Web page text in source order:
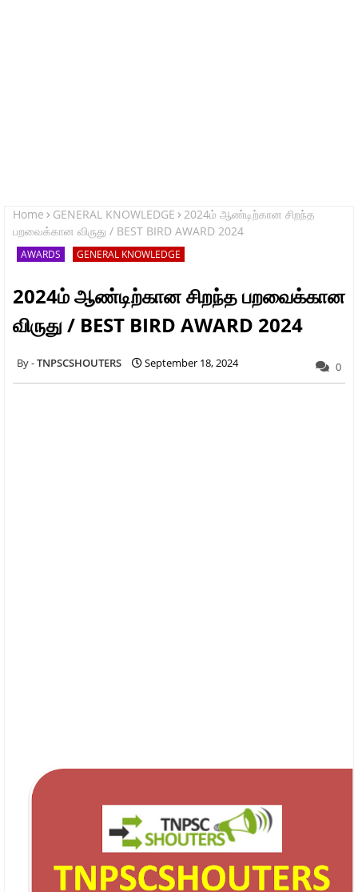
Home GENERAL KNOWLEDGE
2024ம் ஆண்டிற்கான சிறந்த
பறவைக்கான விருது / BEST BIRD AWARD 2024
AWARDS GENERAL KNOWLEDGE
2024ம் ஆண்டிற்கான சிறந்த பறவைக்கான
விருது / BEST BIRD AWARD 2024
TNPSCSHOUTERS September 18, 2024 0